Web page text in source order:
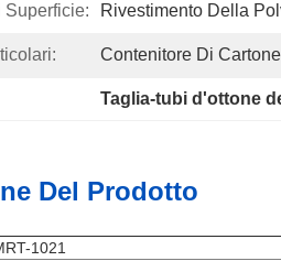
Superficie: Rivestimento Della
Contenitore Di Cartone
Taglia-tubi d'ottone
Del Prodotto
1021